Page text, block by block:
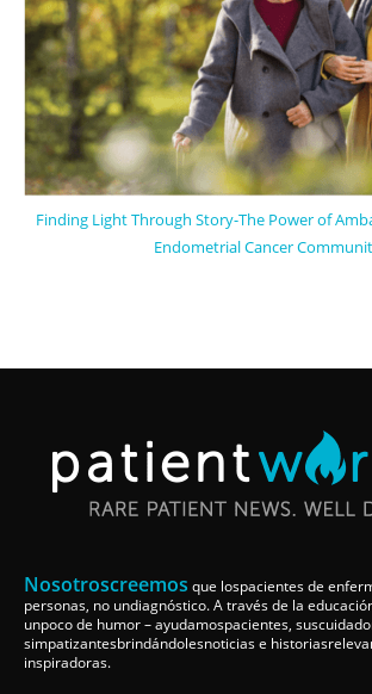
Finding Light Through Story-The Power of
Endometrial Cancer
Nosotroscreemos que lospacientes de
personas, no undiagnóstico. A través de la
unpoco de humor – ayudamospacientes,
simpatizantesbrindándolesnoticias e
inspiradoras.